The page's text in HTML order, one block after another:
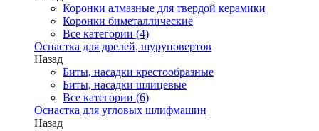
Коронки алмазные для твердой керамики
Коронки биметаллические
Все категории (4)
Оснастка для дрелей, шуруповертов
Назад
Биты, насадки крестообразные
Биты, насадки шлицевые
Все категории (6)
Оснастка для угловых шлифмашин
Назад